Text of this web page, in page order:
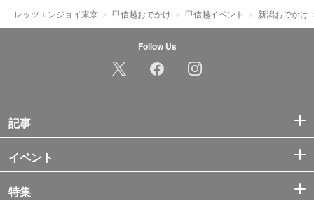
レッツエンジョイ東京 甲信越おでかけ 甲信越イベント 新潟おでかけ
Follow Us
記事
イベント
特集